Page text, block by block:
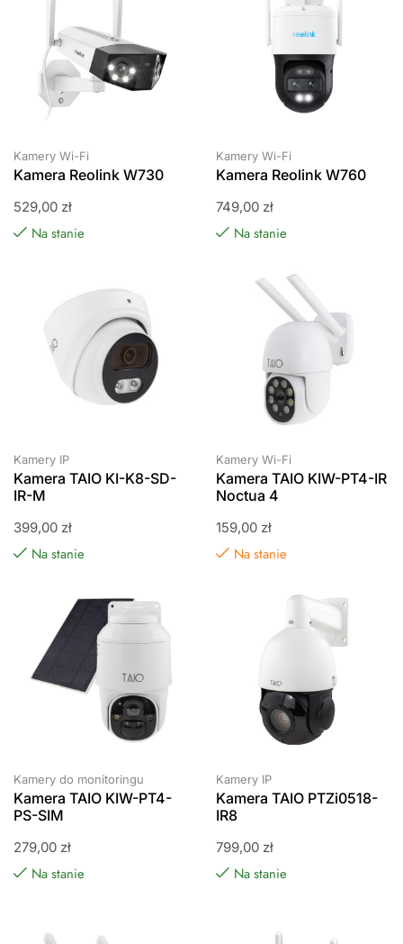
Kamery Wi-Fi
Kamera Reolink W730
529,00 zł
Na stanie
Kamery Wi-Fi
Kamera Reolink W760
749,00 zł
Na stanie
Kamery IP
Kamera TAIO KI-K8-SD-
IR-M
399,00 zł
Na stanie
Kamery Wi-Fi
Kamera TAIO KIW-PT4-IR
Noctua 4
159,00 zł
Na stanie
Kamery do monitoringu
Kamera TAIO KIW-PT4-
PS-SIM
279,00 zł
Na stanie
Kamery IP
Kamera TAIO PTZi0518-
IR8
799,00 zł
Na stanie